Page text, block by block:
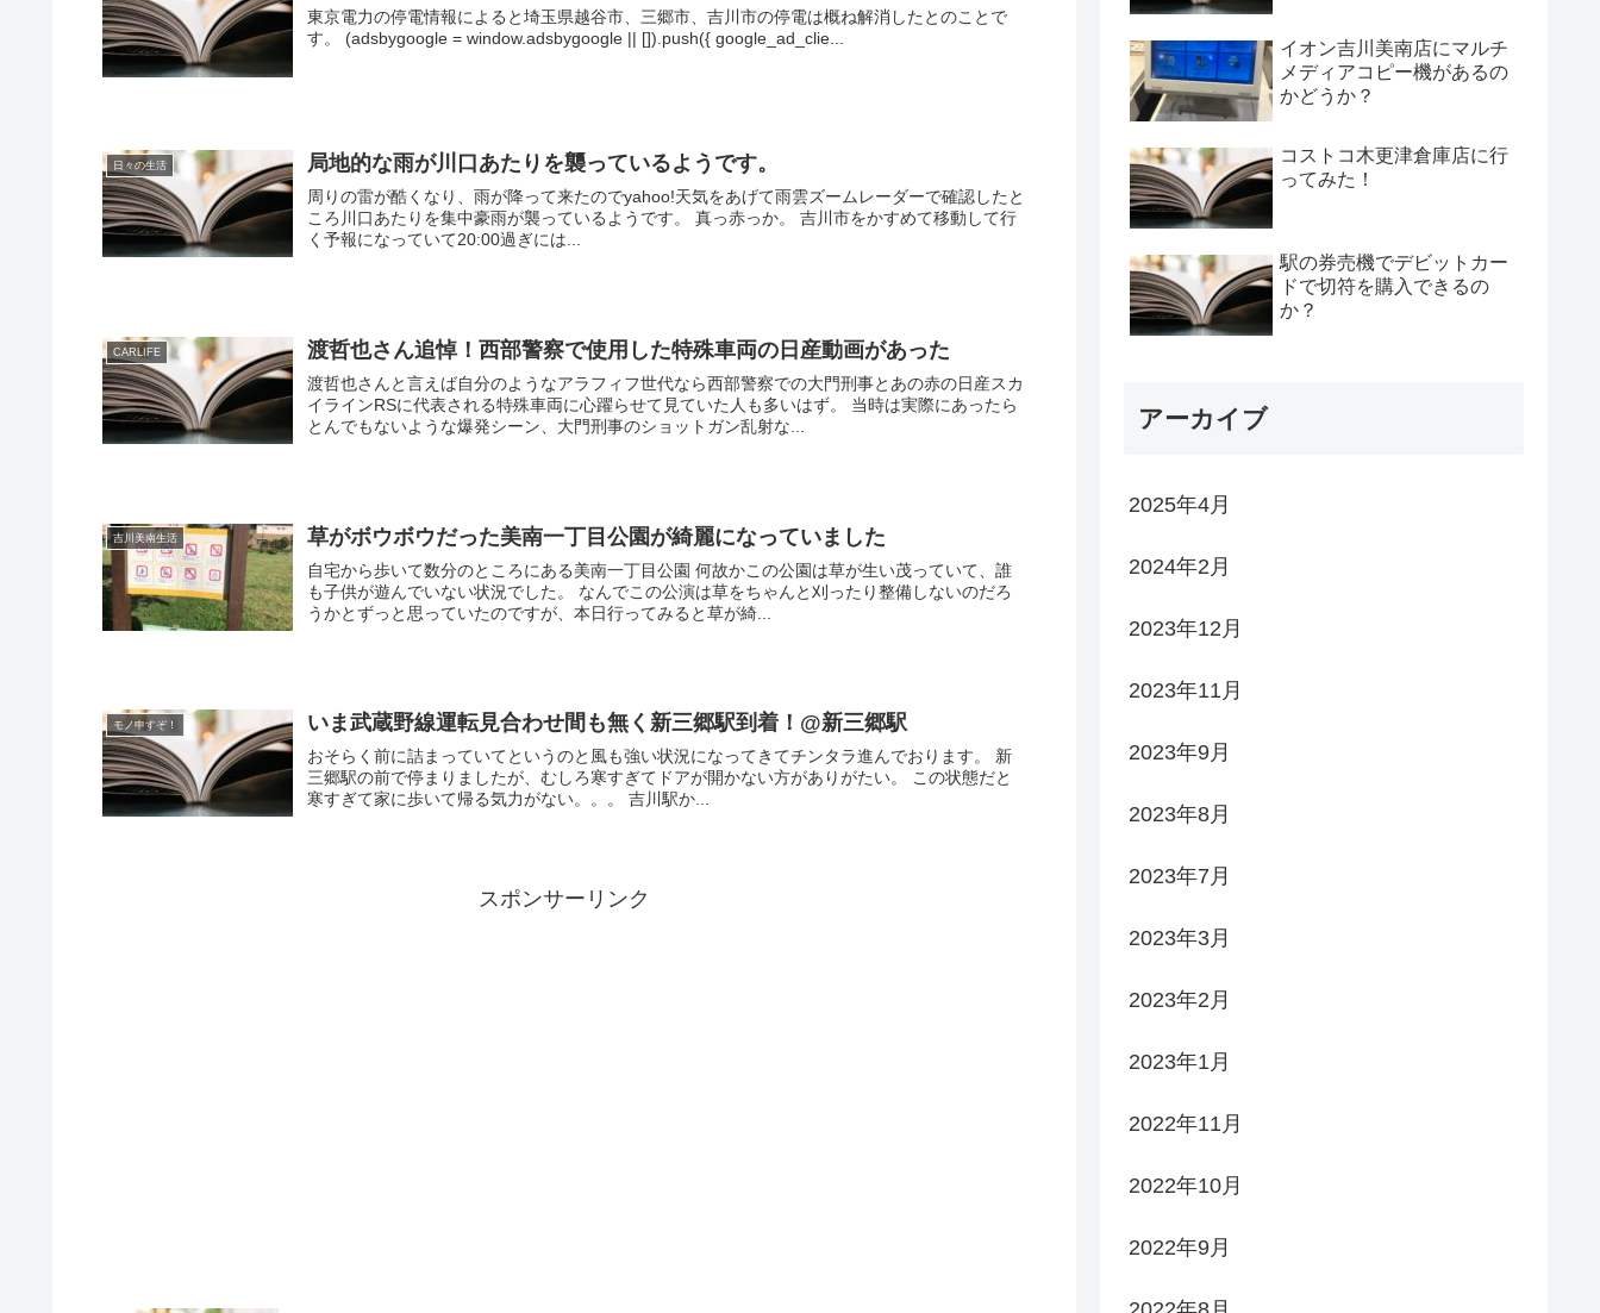
東京電力の停電情報によると埼玉県越谷市、三郷市、吉川市の停電は概ね解消したとのことで
す。 (adsbygoogle = window.adsbygoogle || []).push({ google_ad_clie...
日々の生活 局地的な雨が川口あたりを襲っているようです。
周りの雷が酷くなり、雨が降って来たのでyahoo!天気をあげて雨雲ズームレーダーで確認したと
ころ川口あたりを集中豪雨が襲っているようです。 真っ赤っか。 吉川市をかすめて移動して行
く予報になっていて20:00過ぎには...
CARLIFE 渡哲也さん追悼！西部警察で使用した特殊車両の日産動画があった
渡哲也さんと言えば自分のようなアラフィフ世代なら西部警察での大門刑事とあの赤の日産スカ
イラインRSに代表される特殊車両に心躍らせて見ていた人も多いはず。 当時は実際にあったら
とんでもないような爆発シーン、大門刑事のショットガン乱射な...
吉川美南生活 草がボウボウだった美南一丁目公園が綺麗になっていました
自宅から歩いて数分のところにある美南一丁目公園 何故かこの公園は草が生い茂っていて、誰
も子供が遊んでいない状況でした。 なんでこの公演は草をちゃんと刈ったり整備しないのだろ
うかとずっと思っていたのですが、本日行ってみると草が綺...
モノ申すぞ！ いま武蔵野線運転見合わせ間も無く新三郷駅到着！@新三郷駅
おそらく前に詰まっていてというのと風も強い状況になってきてチンタラ進んでおります。 新
三郷駅の前で停まりましたが、むしろ寒すぎてドアが開かない方がありがたい。 この状態だと
寒すぎて家に歩いて帰る気力がない。。。 吉川駅か...
スポンサーリンク
イオン吉川美南店にマルチ
メディアコピー機があるの
かどうか？
コストコ木更津倉庫店に行
ってみた！
駅の券売機でデビットカー
ドで切符を購入できるの
か？
アーカイブ
2025年4月
2024年2月
2023年12月
2023年11月
2023年9月
2023年8月
2023年7月
2023年3月
2023年2月
2023年1月
2022年11月
2022年10月
2022年9月